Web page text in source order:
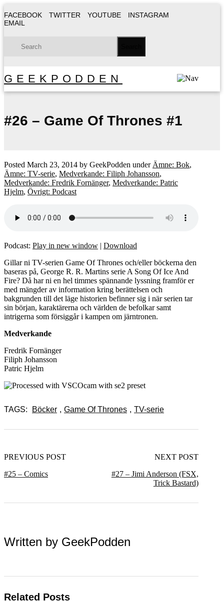
FACEBOOK TWITTER YOUTUBE
INSTAGRAM
EMAIL
GEEKPODDEN
#26 – Game Of Thrones #1
Posted March 23, 2014 by GeekPodden under Ämne: Bok,
Ämne: TV-serie, Medverkande: Filiph Johansson,
Medverkande: Fredrik Fornänger, Medverkande: Patric
Hjelm, Övrigt: Podcast
Podcast: Play in new window | Download
Gillar ni TV-serien Game Of Thrones och/eller böckerna den
baseras på, George R. R. Martins serie A Song Of Ice And
Fire? Då har ni en hel timmes spännande lyssning framför er
med mängder av information kring berättelsen och
bakgrunden till det läge historien befinner sig i när serien tar
sin början, karaktärerna och världen de befolkar samt
intrigerna som försiggår i kampen om järntronen.
Medverkande
Fredrik Fornänger
Filiph Johansson
Patric Hjelm
TAGS: Böcker , Game Of Thrones , TV-serie
PREVIOUS POST
#25 – Comics
NEXT POST
#27 – Jimi Anderson (FSX,
Trick Bastard)
Written by GeekPodden
Related Posts